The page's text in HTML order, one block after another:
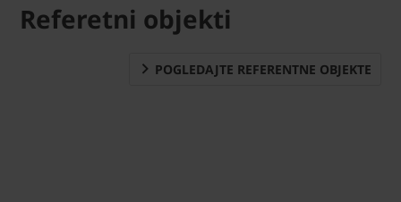
Referetni objekti
POGLEDAJTE REFERENTNE OBJEKTE